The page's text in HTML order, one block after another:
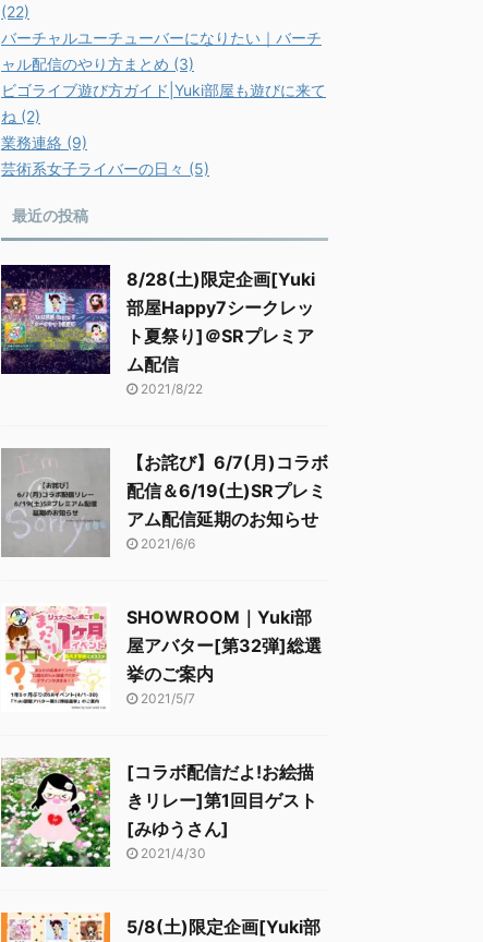
(22)
バーチャルユーチューバーになりたい｜バーチ
ャル配信のやり方まとめ (3)
ビゴライブ遊び方ガイド|Yuki部屋も遊びに来て
ね (2)
業務連絡 (9)
芸術系女子ライバーの日々 (5)
最近の投稿
8/28(土)限定企画[Yuki
部屋Happy7シークレッ
ト夏祭り]＠SRプレミア
ム配信
2021/8/22
【お詫び】6/7(月)コラボ
配信＆6/19(土)SRプレミ
アム配信延期のお知らせ
2021/6/6
SHOWROOM｜Yuki部
屋アバター[第32弾]総選
挙のご案内
2021/5/7
[コラボ配信だよ!お絵描
きリレー]第1回目ゲスト
[みゆうさん]
2021/4/30
5/8(土)限定企画[Yuki部